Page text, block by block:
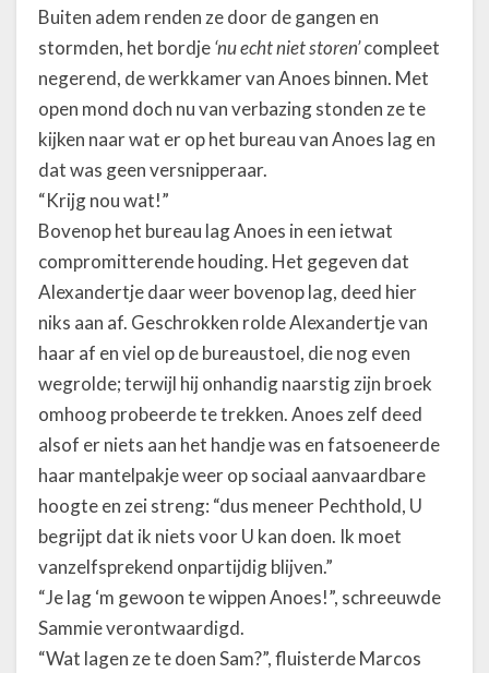
Buiten adem renden ze door de gangen en
stormden, het bordje‘nu echt niet storen’compleet
negerend, de werkkamer van Anoes binnen. Met
open mond doch nu van verbazing stonden ze te
kijken naar wat er op het bureau van Anoes lag en
dat was geen versnipperaar.
“Krijg nou wat!”
Bovenop het bureau lag Anoes in een ietwat
compromitterende houding. Het gegeven dat
Alexandertje daar weer bovenop lag, deed hier
niks aan af. Geschrokken rolde Alexandertje van
haar af en viel op de bureaustoel, die nog even
wegrolde; terwijl hij onhandig naarstig zijn broek
omhoog probeerde te trekken. Anoes zelf deed
alsof er niets aan het handje was en fatsoeneerde
haar mantelpakje weer op sociaal aanvaardbare
hoogte en zei streng: “dus meneer Pechthold, U
begrijpt dat ik niets voor U kan doen. Ik moet
vanzelfsprekend onpartijdig blijven.”
“Je lag ‘m gewoon te wippen Anoes!”, schreeuwde
Sammie verontwaardigd.
“Wat lagen ze te doen Sam?”, fluisterde Marcos